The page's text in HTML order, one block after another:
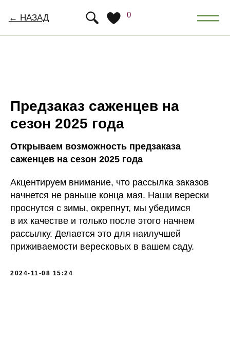
0
Предзаказ саженцев на
сезон 2025 года
Открываем возможность предзаказа
саженцев на сезон 2025 года
Акцентируем внимание, что рассылка заказов
начнется не раньше конца мая. Наши верески
проснутся с зимы, окрепнут, мы убедимся
в их качестве и только после этого начнем
рассылку. Делается это для наилучшей
приживаемости вересковых в вашем саду.
2024-11-08 15:24